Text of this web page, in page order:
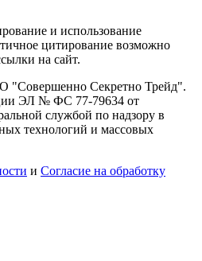
и использование
цитирование возможно
на сайт.
"Совершенно Секретно Трейд".
ЭЛ № ФС 77-79634 от
службой по надзору в
технологий и массовых
и Согласие на обработку